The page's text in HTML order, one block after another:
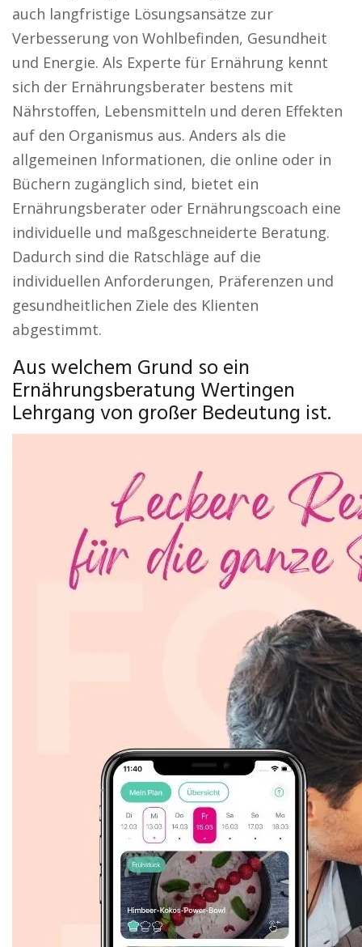
auch langfristige Lösungsansätze zur
Verbesserung von Wohlbefinden, Gesundheit
und Energie. Als Experte für Ernährung kennt
sich der Ernährungsberater bestens mit
Nährstoffen, Lebensmitteln und deren Effekten
auf den Organismus aus. Anders als die
allgemeinen Informationen, die online oder in
Büchern zugänglich sind, bietet ein
Ernährungsberater oder Ernährungscoach eine
individuelle und maßgeschneiderte Beratung.
Dadurch sind die Ratschläge auf die
individuellen Anforderungen, Präferenzen und
gesundheitlichen Ziele des Klienten
abgestimmt.
Aus welchem Grund so ein
Ernährungsberatung Wertingen
Lehrgang von großer Bedeutung ist.